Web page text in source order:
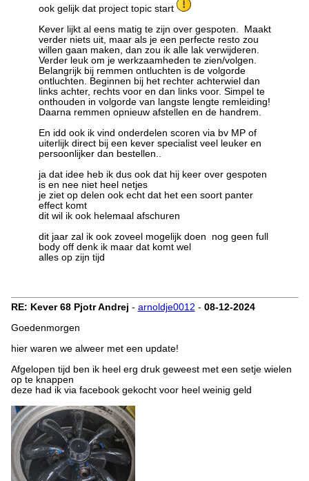
ook gelijk dat project topic start
Kever lijkt al eens matig te zijn over gespoten. Maakt
verder niets uit, maar als je een perfecte resto zou
willen gaan maken, dan zou ik alle lak verwijderen.
Verder leuk om je werkzaamheden te zien/volgen.
Belangrijk bij remmen ontluchten is de volgorde
ontluchten. Beginnen bij het rechter achterwiel dan
links achter, rechts voor en dan links voor. Simpel te
onthouden in volgorde van langste lengte remleiding!
Daarna remmen opnieuw afstellen en de handrem.
En idd ook ik vind onderdelen scoren via bv MP of
uiterlijk direct bij een kever specialist veel leuker en
persoonlijker dan bestellen..
ja dat idee heb ik dus ook dat hij keer over gespoten
is en nee niet heel netjes
je ziet op delen ook echt dat het een soort panter
effect komt
dit wil ik ook helemaal afschuren
dit jaar zal ik ook zoveel mogelijk doen nog geen full
body off denk ik maar dat komt wel
alles op zijn tijd
RE: Kever 68 Pjotr Andrej - arnoldje0012 - 08-12-2024
Goedenmorgen
hier waren we alweer met een update!
Afgelopen tijd ben ik heel erg druk geweest met een setje wielen
op te knappen
deze had ik via facebook gekocht voor heel weinig geld